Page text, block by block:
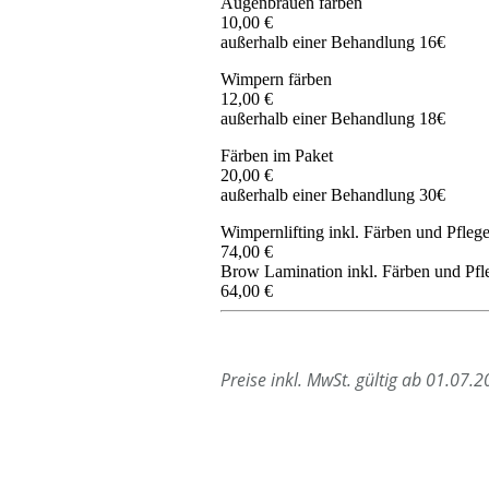
10,00 €
außerhalb einer Behandlung 16€
Wimpern färben
12,00 €
außerhalb einer Behandlung 18€
Färben im Paket
20,00 €
außerhalb einer Behandlung 30€
Wimpernlifting inkl. Färben und Pflege
74,00 €
Brow Lamination inkl. Färben und
64,00 €
Preise inkl. MwSt. gültig ab